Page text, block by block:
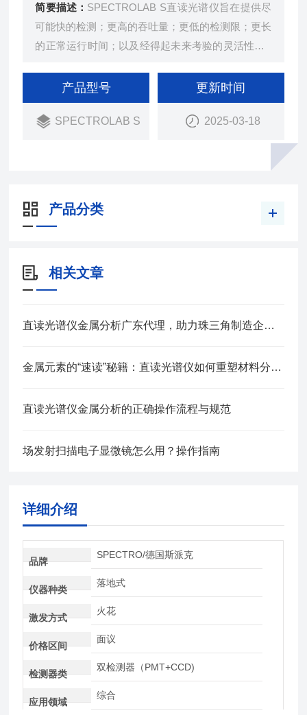
简要描述： SPECTROLAB S直读光谱仪旨在提供尽
可能快的检测；更高的吞吐量；更低的检测限；更长
的正常运行时间；以及经得起未来考验的灵活性。S
商、汽车和航空航天制造商、以及成品和半成品、电
子产品、半导体等制造商优选的、高性能的光谱仪。
产品型号
SPECTROLAB S
更新时间
2025-03-18
产品分类
相关文章
直读光谱仪金属分析广东代理，助力珠三角制造企业材料质控升级
金属元素的“速读”秘籍：直读光谱仪如何重塑材料分析新格局
直读光谱仪金属分析的正确操作流程与规范
场发射扫描电子显微镜怎么用？操作指南
详细介绍
品牌
SPECTRO/德国斯派克
仪器种类
落地式
激发方式
火花
价格区间
面议
检测器类
双检测器（PMT+CCD)
应用领域
综合